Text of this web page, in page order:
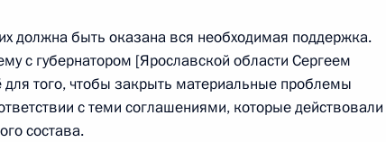
французского Совета
должна быть оказана вся необходимая поддержка.
с губернатором [Ярославской области Сергеем
того, чтобы закрыть материальные проблемы
с теми соглашениями, которые действовали
состава.